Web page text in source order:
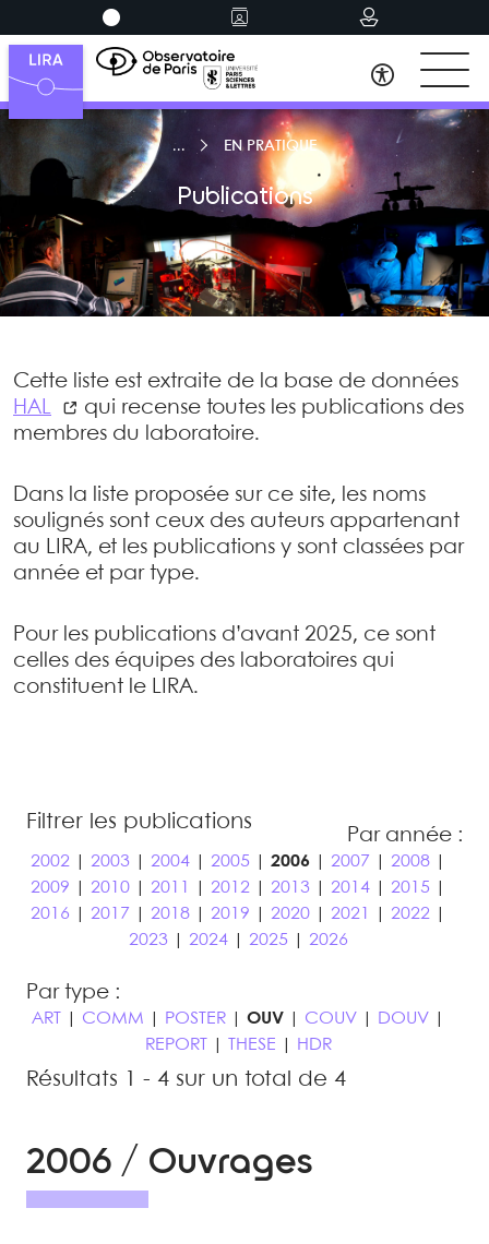
EN PRATIQUE
Publications
Cette liste est extraite de la base de données
HAL
qui recense toutes les publications des
membres du laboratoire.
Dans la liste proposée sur ce site, les noms
soulignés sont ceux des auteurs appartenant
au LIRA, et les publications y sont classées par
année et par type.
Pour les publications d’avant 2025, ce sont
celles des équipes des laboratoires qui
constituent le LIRA.
Filtrer les publications
Par année :
2002| 2003| 2004| 2005| 2006| 2007 2008|
2009
2010| 2011 2012| 2013| 2014| 2015|
2016
2017 2018| 2019 2020| 2021 2022|
2023| 2024| 2025| 2026
Par type :
ART COMM POSTER| OUV| COUV DOUV
REPORT
THESE HDR
Résultats 1 - 4 sur un total de 4
2006 / Ouvrages